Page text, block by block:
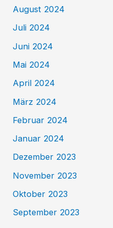
August 2024
Juli 2024
Juni 2024
Mai 2024
April 2024
März 2024
Februar 2024
Januar 2024
Dezember 2023
November 2023
Oktober 2023
September 2023